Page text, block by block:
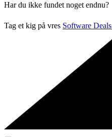
Har du ikke fundet noget endnu?
Tag et kig på vres Software Deals